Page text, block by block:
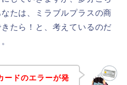
たは、ミラブルプラスの商
たら！と、考えているのだ
ードのエラーが発